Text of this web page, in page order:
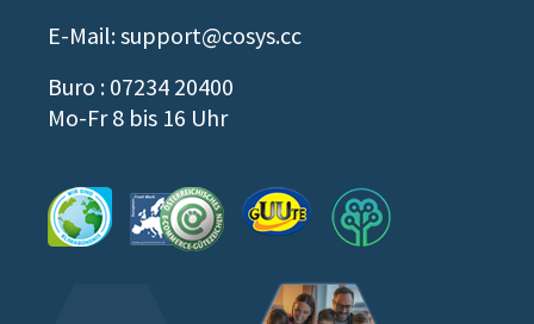
E-Mail: support@cosys.cc
Buro : 07234 20400
Mo-Fr 8 bis 16 Uhr